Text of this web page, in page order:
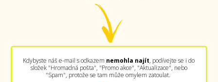
Kdybyste náš e-mail s odkazem nemohla najít, podívejte se i do
složek "Hromadná pošta", "Promo akce", "Aktualizace", nebo
"Spam", protože se tam může omylem zatoulat.